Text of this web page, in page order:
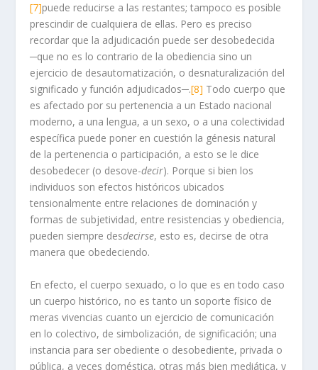
[7]puede reducirse a las restantes; tampoco es posible
prescindir de cualquiera de ellas. Pero es preciso
recordar que la adjudicación puede ser desobedecida
─que no es lo contrario de la obediencia sino un
ejercicio de desautomatización, o desnaturalización del
significado y función adjudicados─.[8] Todo cuerpo que
es afectado por su pertenencia a un Estado nacional
moderno, a una lengua, a un sexo, o a una colectividad
específica puede poner en cuestión la génesis natural
de la pertenencia o participación, a esto se le dice
desobedecer (o desove-decir). Porque si bien los
individuos son efectos históricos ubicados
tensionalmente entre relaciones de dominación y
formas de subjetividad, entre resistencias y obediencia,
pueden siempre desdecirse, esto es, decirse de otra
manera que obedeciendo.
En efecto, el cuerpo sexuado, o lo que es en todo caso
un cuerpo histórico, no es tanto un soporte físico de
meras vivencias cuanto un ejercicio de comunicación
en lo colectivo, de simbolización, de significación; una
instancia para ser obediente o desobediente, privada o
pública, a veces doméstica, otras más bien mediática, y